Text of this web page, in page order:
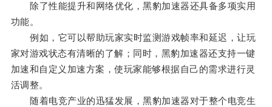
除了性能提升和网络优化，黑豹加速器还具备多项实用
功能。
例如，它可以帮助玩家实时监测游戏帧率和延迟，让玩
家对游戏状态有清晰的了解；同时，黑豹加速器还支持一键
加速和自定义加速方案，使玩家能够根据自己的需求进行灵
活调整。
随着电竞产业的迅猛发展，黑豹加速器对于整个电竞生